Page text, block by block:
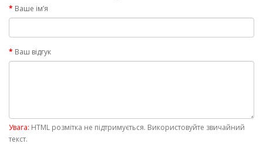
Ваше ім’я
Ваш відгук
Увага: HTML розмітка не підтримується. Використовуйте звичайний
текст.